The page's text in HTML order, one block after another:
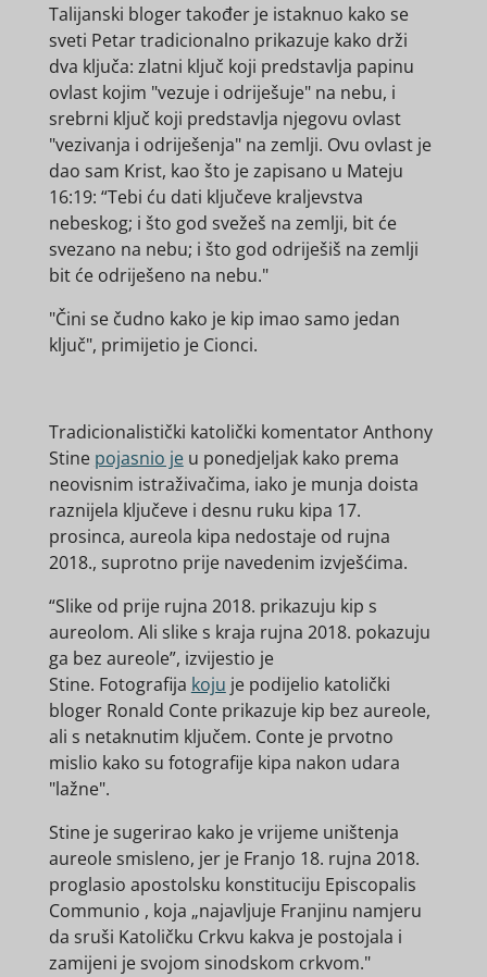
Talijanski bloger također je istaknuo kako se
sveti Petar tradicionalno prikazuje kako drži
dva ključa: zlatni ključ koji predstavlja papinu
ovlast kojim "vezuje i odriješuje" na nebu, i
srebrni ključ koji predstavlja njegovu ovlast
"vezivanja i odriješenja" na zemlji. Ovu ovlast je
dao sam Krist, kao što je zapisano u Mateju
16:19: “Tebi ću dati ključeve kraljevstva
nebeskog; i što god svežeš na zemlji, bit će
svezano na nebu; i što god odriješiš na zemlji
bit će odriješeno na nebu."
"Čini se čudno kako je kip imao samo jedan
ključ", primijetio je Cionci.
Tradicionalistički katolički komentator Anthony
Stine pojasnio jeu ponedjeljak kako prema
neovisnim istraživačima, iako je munja doista
raznijela ključeve i desnu ruku kipa 17.
prosinca, aureola kipa nedostaje od rujna
2018., suprotno prije navedenim izvješćima.
“Slike od prije rujna 2018. prikazuju kip s
aureolom. Ali slike s kraja rujna 2018. pokazuju
ga bez aureole”, izvijestio je
Stine. Fotografija koju je podijelio katolički
bloger Ronald Conte prikazuje kip bez aureole,
ali s netaknutim ključem. Conte je prvotno
mislio kako su fotografije kipa nakon udara
"lažne".
Stine je sugerirao kako je vrijeme uništenja
aureole smisleno, jer je Franjo 18. rujna 2018.
proglasio apostolsku konstituciju Episcopalis
Communio , koja „najavljuje Franjinu namjeru
da sruši Katoličku Crkvu kakva je postojala i
zamijeni je svojom sinodskom crkvom."